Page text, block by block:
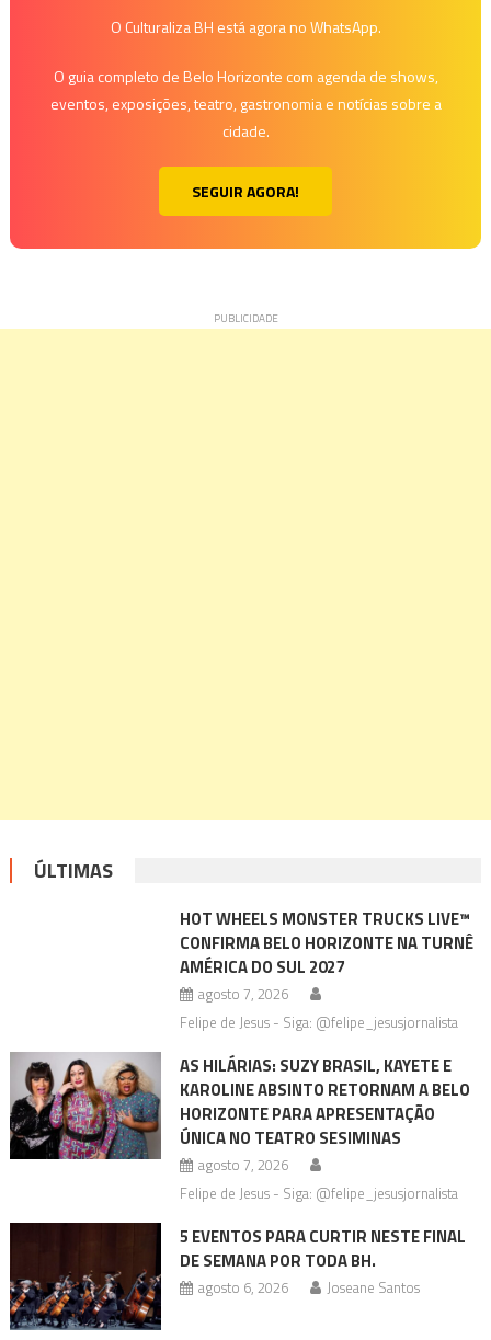
O Culturaliza BH está agora no WhatsApp.
O guia completo de Belo Horizonte com agenda de shows,
eventos, exposições, teatro, gastronomia e notícias sobre a
cidade.
SEGUIR AGORA!
ÚLTIMAS
HOT WHEELS MONSTER TRUCKS LIVE™
CONFIRMA BELO HORIZONTE NA TURNÊ
AMÉRICA DO SUL 2027
agosto 7, 2026
Felipe de Jesus - Siga: @felipe_jesusjornalista
AS HILÁRIAS: SUZY BRASIL, KAYETE E
KAROLINE ABSINTO RETORNAM A BELO
HORIZONTE PARA APRESENTAÇÃO
ÚNICA NO TEATRO SESIMINAS
agosto 7, 2026
Felipe de Jesus - Siga: @felipe_jesusjornalista
5 EVENTOS PARA CURTIR NESTE FINAL
DE SEMANA POR TODA BH.
agosto 6, 2026 Joseane Santos